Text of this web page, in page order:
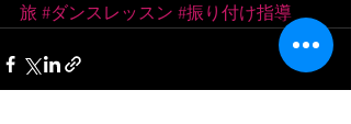
旅 #ダンスレッスン #振り付け指導